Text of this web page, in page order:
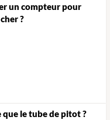
un compteur pour
?
que le tube de pitot ?